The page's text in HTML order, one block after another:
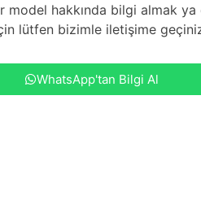
model hakkında bilgi almak
lütfen bizimle iletişime
WhatsApp'tan Bilgi Al